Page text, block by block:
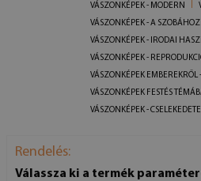
VÁSZONKÉPEK - MODERN
VÁSZONKÉPEK - A SZOBÁHOZ
VÁSZONKÉPEK - IRODAI
VÁSZONKÉPEK -
VÁSZONKÉPEK EMBEREKRŐL
VÁSZONKÉPEK FESTÉS
VÁSZONKÉPEK -
Rendelés:
Válassza ki a termék